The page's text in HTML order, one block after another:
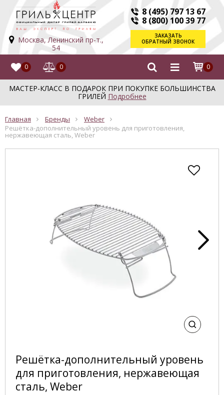
Москва, Ленинский пр-т.,
54
8 (495) 797 13 67
8 (800) 100 39 77
ЗАКАЗАТЬ
ОБРАТНЫЙ ЗВОНОК
0 0 0
МАСТЕР-КЛАСС В ПОДАРОК ПРИ ПОКУПКЕ БОЛЬШИНСТВА
ГРИЛЕЙ Подробнее
Главная Бренды
Weber
Решётка-дополнительный уровень для приготовления,
нержавеющая сталь, Weber
Решётка-дополнительный уровень
для приготовления, нержавеющая
сталь, Weber